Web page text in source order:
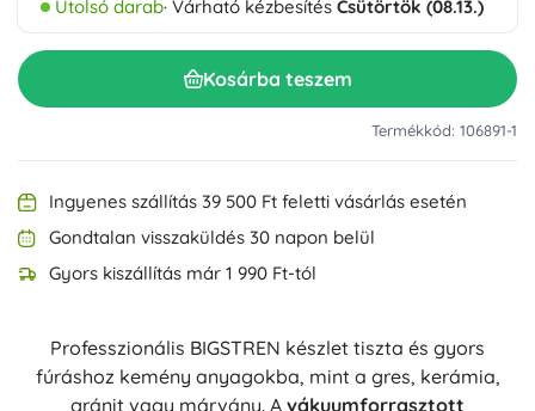
Utolsó darab· Várható kézbesítés Csütörtök (08.13.)
Kosárba teszem
Termékkód: 106891-1
Ingyenes szállítás 39 500 Ft feletti vásárlás esetén
Gondtalan visszaküldés 30 napon belül
Gyors kiszállítás már 1 990 Ft-tól
Professzionális BIGSTREN készlet tiszta és gyors
fúráshoz kemény anyagokba, mint a gres, kerámia,
gránit vagy márvány. A vákuumforrasztott